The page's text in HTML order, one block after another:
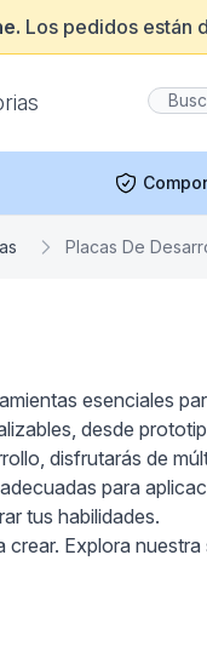
Los pedidos están
Placas De
esenciales
desde
disfrutarás de
para
tus habilidades.
Explora